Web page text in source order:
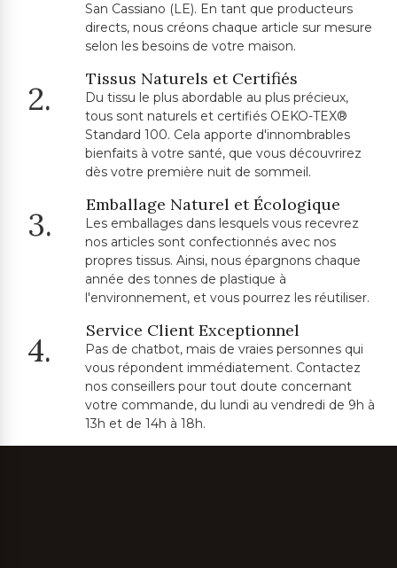
San Cassiano (LE). En tant que producteurs
directs, nous créons chaque article sur mesure
selon les besoins de votre maison.
2.
Tissus Naturels et Certifiés
Du tissu le plus abordable au plus précieux,
tous sont naturels et certifiés OEKO-TEX®
Standard 100. Cela apporte d'innombrables
bienfaits à votre santé, que vous découvrirez
dès votre première nuit de sommeil.
3.
Emballage Naturel et Écologique
Les emballages dans lesquels vous recevrez
nos articles sont confectionnés avec nos
propres tissus. Ainsi, nous épargnons chaque
année des tonnes de plastique à
l'environnement, et vous pourrez les réutiliser.
4.
Service Client Exceptionnel
Pas de chatbot, mais de vraies personnes qui
vous répondent immédiatement. Contactez
nos conseillers pour tout doute concernant
votre commande, du lundi au vendredi de 9h à
13h et de 14h à 18h.